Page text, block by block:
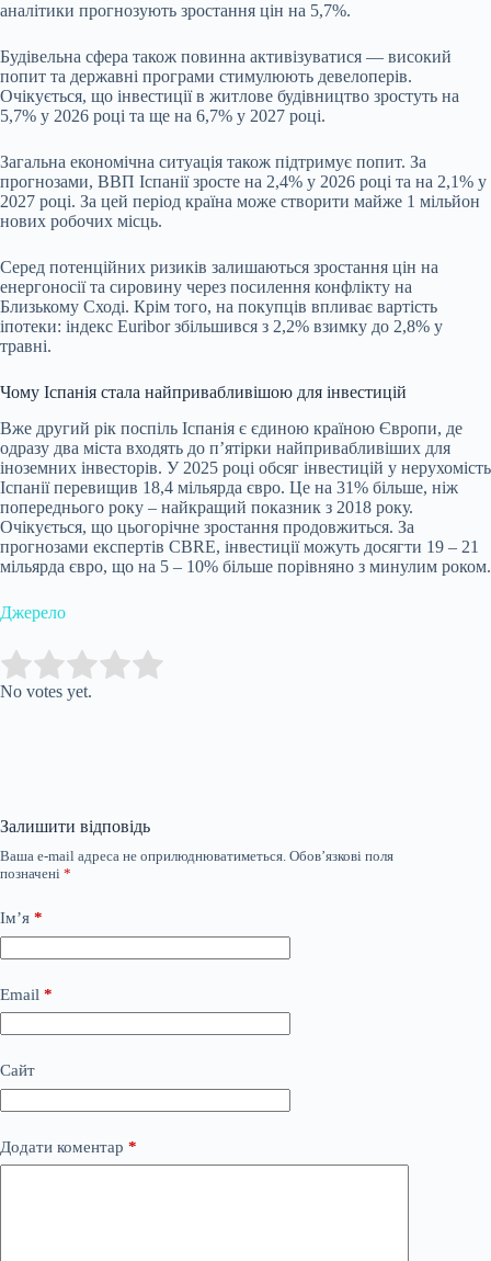
аналітики прогнозують зростання цін на 5,7%.
Будівельна сфера також повинна активізуватися — високий
попит та державні програми стимулюють девелоперів.
Очікується, що інвестиції в житлове будівництво зростуть на
5,7% у 2026 році та ще на 6,7% у 2027 році.
Загальна економічна ситуація також підтримує попит. За
прогнозами, ВВП Іспанії зросте на 2,4% у 2026 році та на 2,1% у
2027 році. За цей період країна може створити майже 1 мільйон
нових робочих місць.
Серед потенційних ризиків залишаються зростання цін на
енергоносії та сировину через посилення конфлікту на
Близькому Сході. Крім того, на покупців впливає вартість
іпотеки: індекс Euribor збільшився з 2,2% взимку до 2,8% у
травні.
Чому Іспанія стала найпривабливішою для інвестицій
Вже другий рік поспіль Іспанія є єдиною країною Європи, де
одразу два міста входять до п’ятірки найпривабливіших для
іноземних інвесторів. У 2025 році обсяг інвестицій у нерухомість
Іспанії перевищив 18,4 мільярда євро. Це на 31% більше, ніж
попереднього року – найкращий показник з 2018 року.
Очікується, що цьогорічне зростання продовжиться. За
прогнозами експертів CBRE, інвестиції можуть досягти 19 – 21
мільярда євро, що на 5 – 10% більше порівняно з минулим роком.
Джерело
Rate this item:
No votes yet.
Залишити відповідь
Ваша e-mail адреса не оприлюднюватиметься. Обов’язкові поля
позначені *
Ім’я *
Email *
Сайт
Додати коментар *